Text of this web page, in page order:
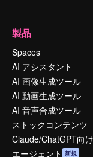
製品
Spaces
AI アシスタント
AI 画像生成ツール
AI 動画生成ツール
AI 音声合成ツール
ストックコンテンツ
Claude/ChatGPT向
エージェント 新規